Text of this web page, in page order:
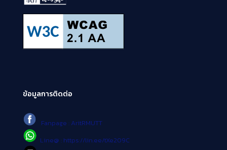
ข้อมูลการติดต่อ
Fanpage : AritRMUTT
Line@ : https://lin.ee/tXe209C